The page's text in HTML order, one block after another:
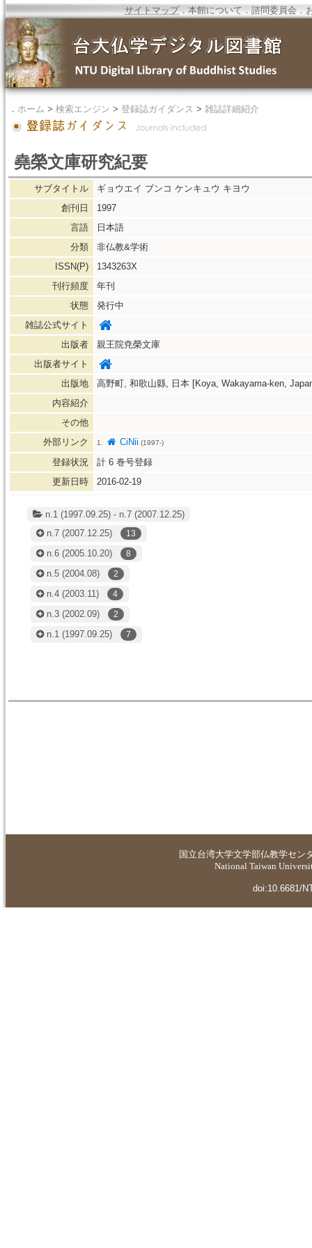
サイトマップ．本館について．諮問委員会．
． ホーム > 検索エンジン > 登録誌ガイダンス > 雑誌詳細紹介
堯榮文庫研究紀要
サブタイトル
ギョウエイ ブンコ ケンキュウ キヨウ
創刊日
1997
言語
日本語
分類
非仏教&学術
ISSN(P)
1343263X
刊行頻度
年刊
状態
発行中
雑誌公式サイト
出版者
親王院尭榮文庫
出版者サイト
出版地
高野町, 和歌山縣, 日本 [Koya, Wakayama-ken,
内容紹介
その他
外部リンク
1. CiNii (1997-)
登録状況 計 6 巻号登録
更新日時
2016-02-19
n.1 (1997.09.25) - n.7 (2007.12.25)
n.7 (2007.12.25) 13
n.6 (2005.10.20) 8
n.5 (2004.08) 2
n.4 (2003.11) 4
n.3 (2002.09) 2
n.1 (1997.09.25) 7
国立台湾大学文学部仏教学セン
National Taiwan
doi:10.6681/